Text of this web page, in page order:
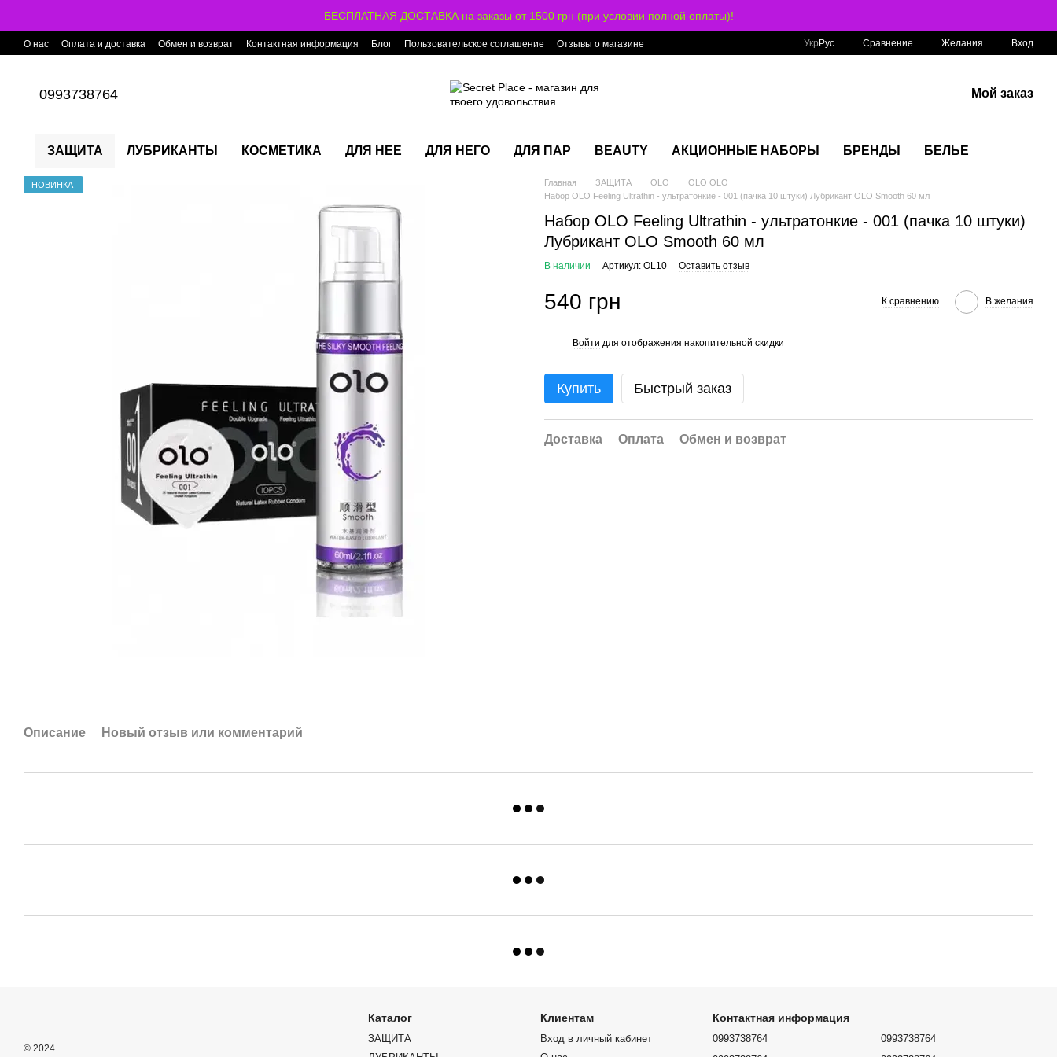
БЕСПЛАТНАЯ ДОСТАВКА на заказы от 1500 грн (при условии полной оплаты)!
О нас Оплата и доставка Обмен и возврат Контактная информация Блог Пользовательское соглашение Отзывы о магазине Укр Рус Сравнение Желания Вход
0993738764 Мой заказ
ЗАЩИТА ЛУБРИКАНТЫ КОСМЕТИКА ДЛЯ НЕЕ ДЛЯ НЕГО ДЛЯ ПАР BEAUTY АКЦИОННЫЕ НАБОРЫ БРЕНДЫ БЕЛЬЕ
НОВИНКА Главная ЗАЩИТА OLO
OLO OLO
Набор OLO Feeling Ultrathin - ультратонкие - 001 (пачка 10 штуки) Лубрикант OLO Smooth 60 мл
Набор OLO Feeling Ultrathin - ультратонкие - 001 (пачка 10 штуки)
Лубрикант OLO Smooth 60 мл
В наличии Артикул: OL10 Оставить отзыв
540 грн К сравнению В желания
Войти для отображения накопительной скидки
Купить Быстрый заказ
Доставка Оплата Обмен и возврат
Описание Новый отзыв или комментарий
© 2024
Каталог
ЗАЩИТА
Клиентам
Вход в личный кабинет
Контактная информация
0993738764
0993738764